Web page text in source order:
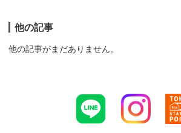
他の記事
他の記事がまだありません。